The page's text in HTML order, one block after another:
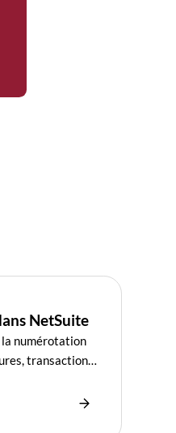
NetSuite
numérotation
transactions